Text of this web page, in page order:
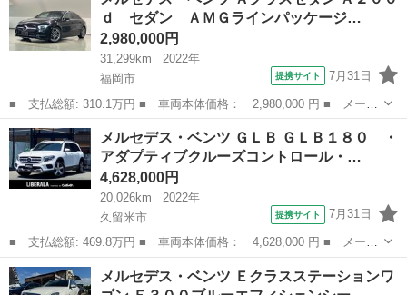
Ｇラインパ...
ｄ セダン ＡＭＧラインパッケージ…
2,980,000円
31,299km
2022年
福岡市
提携サイト 7月31日
■ 支払総額: 310.1万円 ■ 車両本体価格： 2,980,000 円 ■ メーカ
ー名： メルセデス・ベンツ ■ 車種名： Ａクラスセダン ■ グレ
ード名： Ａ２００ｄ セダン ＡＭＧラインパッケージ ＭＰ２０
２３０１...
福岡 福岡市 ベンツ（メルセデス）
メルセデス・ベンツ ＧＬＢ ＧＬＢ１８０ ・
アダプティブクルーズコントロール・…
4,628,000円
20,026km
2022年
久留米市
提携サイト 7月31日
■ 支払総額: 469.8万円 ■ 車両本体価格： 4,628,000 円 ■ メーカ
ー名： メルセデス・ベンツ ■ 車種名： ＧＬＢ ■ グレード
名： ＧＬＢ１８０ ・アダプティブクルーズコントロール・純正ナ
福岡 久留米市 ベンツ（メルセデス）
メルセデス・ベンツ Ｅクラスステーションワ